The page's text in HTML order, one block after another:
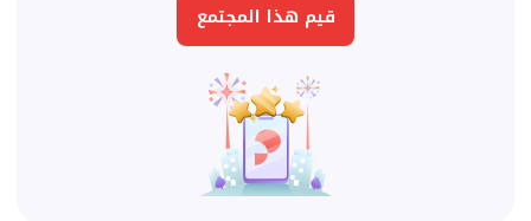
قيم هذا المجتمع